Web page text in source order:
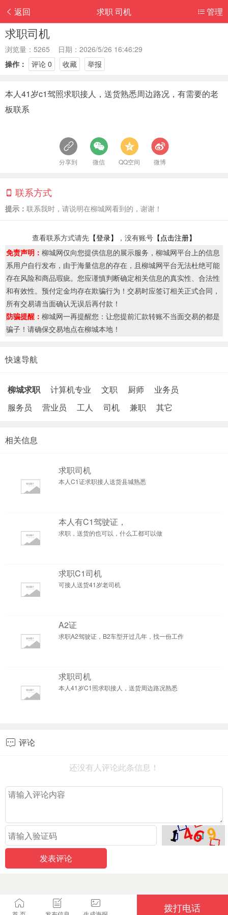
返回 管理
求职 司机
求职司机
浏览量：5265 日期：2026/5/26 16:46:29
操作：
评论 0 收藏 举报
本人41岁c1驾照求职接人，送货熟悉周边路况，有需要的老
板联系
分享到 微信 QQ空间 微博
联系方式
提示： 联系我时，请说明在柳城网看到的，谢谢！
查看联系方式请先 【登录】 ，没有账号 【点击注册】
免责声明： 柳城网仅向您提供信息的展示服务，柳城网平台上的信息
系用户自行发布，由于海量信息的存在，且柳城网平台无法杜绝可能
存在风险和商品瑕疵。您应谨慎判断确定相关信息的真实性、合法性
和有效性。预付定金均存在欺骗行为！交易时应签订相关正式合同，
所有交易请当面确认无误后再付款！
防骗提醒： 柳城网一再提醒您：让您提前汇款转账不当面交易的都是
骗子！请确保交易地点在柳城本地！
快速导航
柳城求职 计算机专业 文职 厨师
业务员
服务员
营业员 工人 司机 兼职 其它
相关信息
求职司机
本人C1证求职接人送货县城熟悉
本人有C1驾驶证，
求职，送货的也可以，什么工都可以做
求职C1司机
可接人送货41岁老司机
A2证
求职A2驾驶证，B2车型开过几年，找一份工作
求职司机
本人41岁C1照求职接人，送货周边路况熟悉
 评论
还没有人评论此条信息！
拨打电话